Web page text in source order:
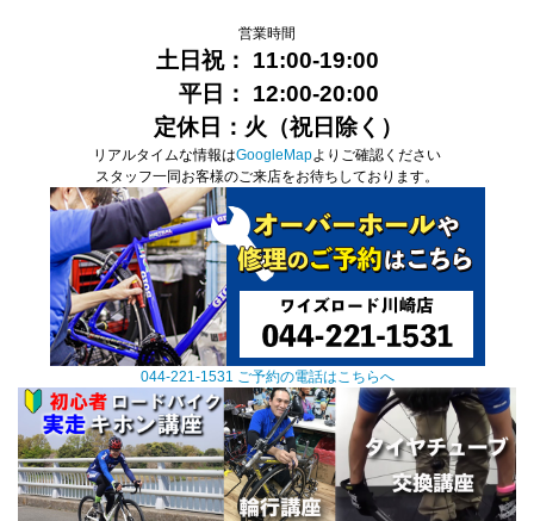
営業時間
土日祝： 11:00-19:00
平日： 12:00-20:00
定休日：火（祝日除く）
リアルタイムな情報はGoogleMapよりご確認ください
スタッフ一同お客様のご来店をお待ちしております。
044-221-1531 ご予約の電話はこちらへ